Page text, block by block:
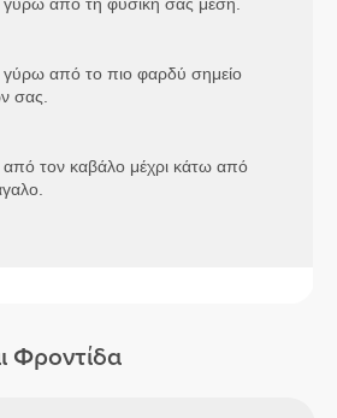
γύρω από το πιο φαρδύ σημείο
σας.
από τον καβάλο μέχρι κάτω από
Φροντίδα